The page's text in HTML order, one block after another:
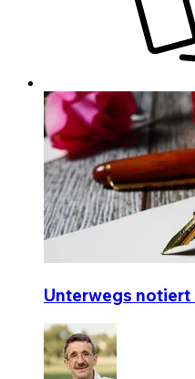
Unterwegs notiert